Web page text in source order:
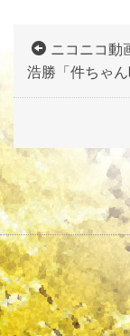
ニコニコ動
浩勝「件ちゃ